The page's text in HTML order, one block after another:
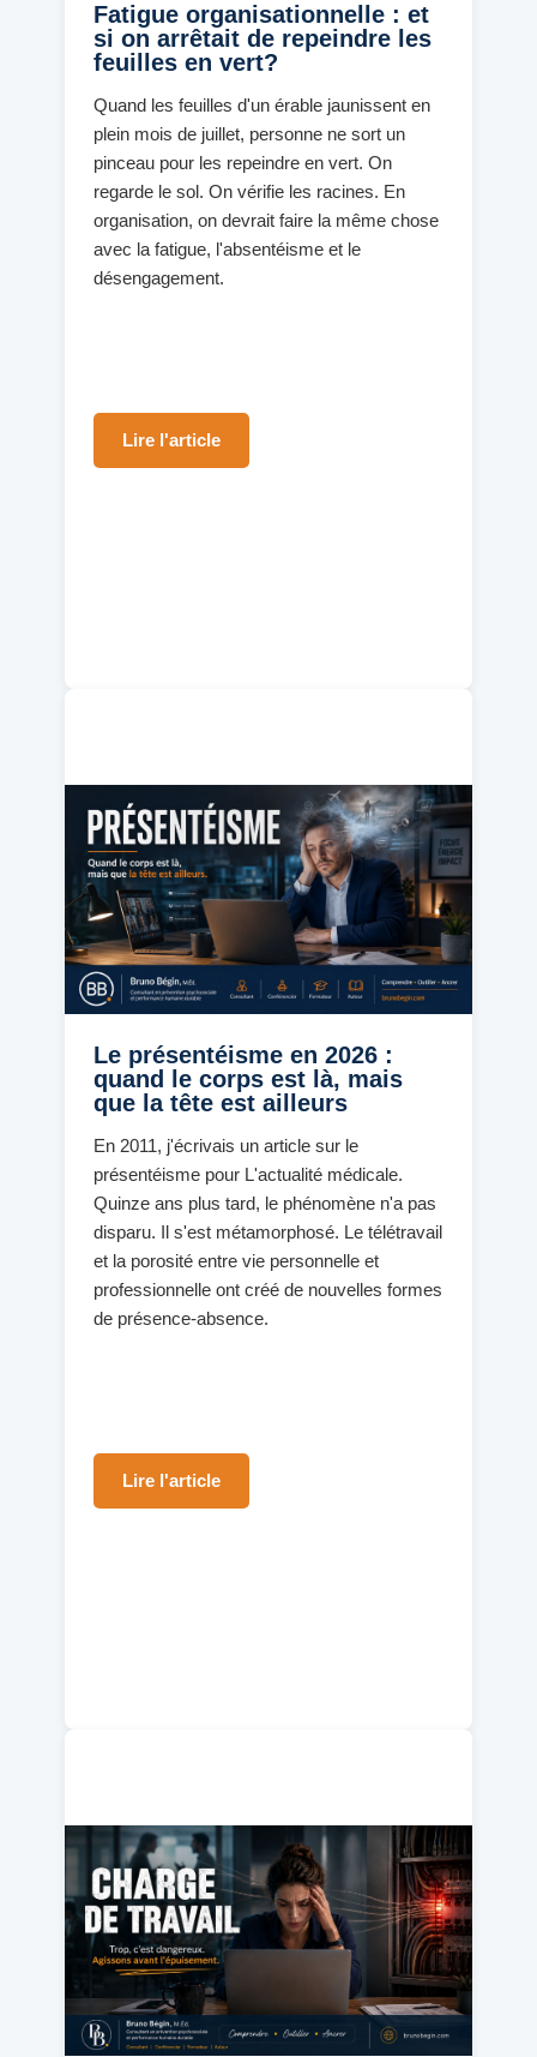
Fatigue organisationnelle : et
si on arrêtait de repeindre les
feuilles en vert?
Quand les feuilles d'un érable jaunissent en
plein mois de juillet, personne ne sort un
pinceau pour les repeindre en vert. On
regarde le sol. On vérifie les racines. En
organisation, on devrait faire la même chose
avec la fatigue, l'absentéisme et le
désengagement.
Lire l'article
Le présentéisme en 2026 :
quand le corps est là, mais
que la tête est ailleurs
En 2011, j'écrivais un article sur le
présentéisme pour L'actualité médicale.
Quinze ans plus tard, le phénomène n'a pas
disparu. Il s'est métamorphosé. Le télétravail
et la porosité entre vie personnelle et
professionnelle ont créé de nouvelles formes
de présence-absence.
Lire l'article